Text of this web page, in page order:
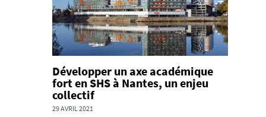
Développer un axe académique
fort en SHS à Nantes, un enjeu
collectif
29 AVRIL 2021